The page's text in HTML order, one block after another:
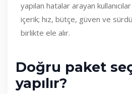
yapılan hatalar arayan
içerik; hız, bütçe, güven ve
birlikte ele alır.
Doğru paket
yapılır?